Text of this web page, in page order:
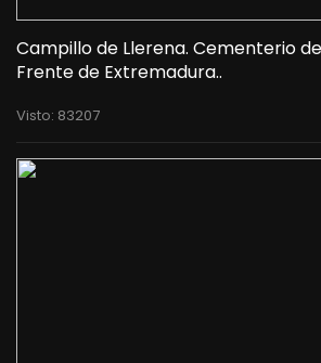
Campillo de Llerena. Cementerio
Frente de Extremadura..
Visto: 83207